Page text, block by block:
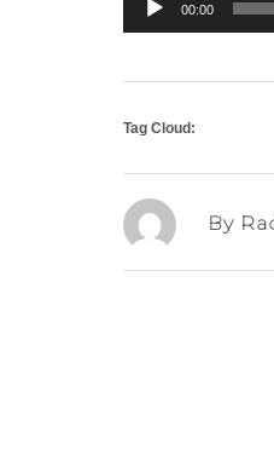
d'àudio
00:00
Tag Cloud:
By